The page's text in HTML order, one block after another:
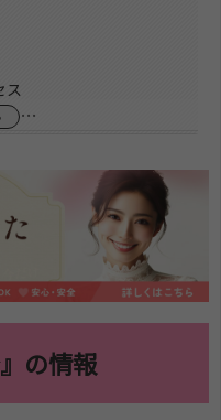
ス
ている人
したい人
…
の情報